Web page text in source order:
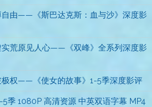
自由——《斯巴达克斯：血与沙》深度影
实荒原见人心——《双峰》全系列深度影
极权——《使女的故事》1-5季深度影评
季 1080P 高清资源 中英双语字幕 MP4